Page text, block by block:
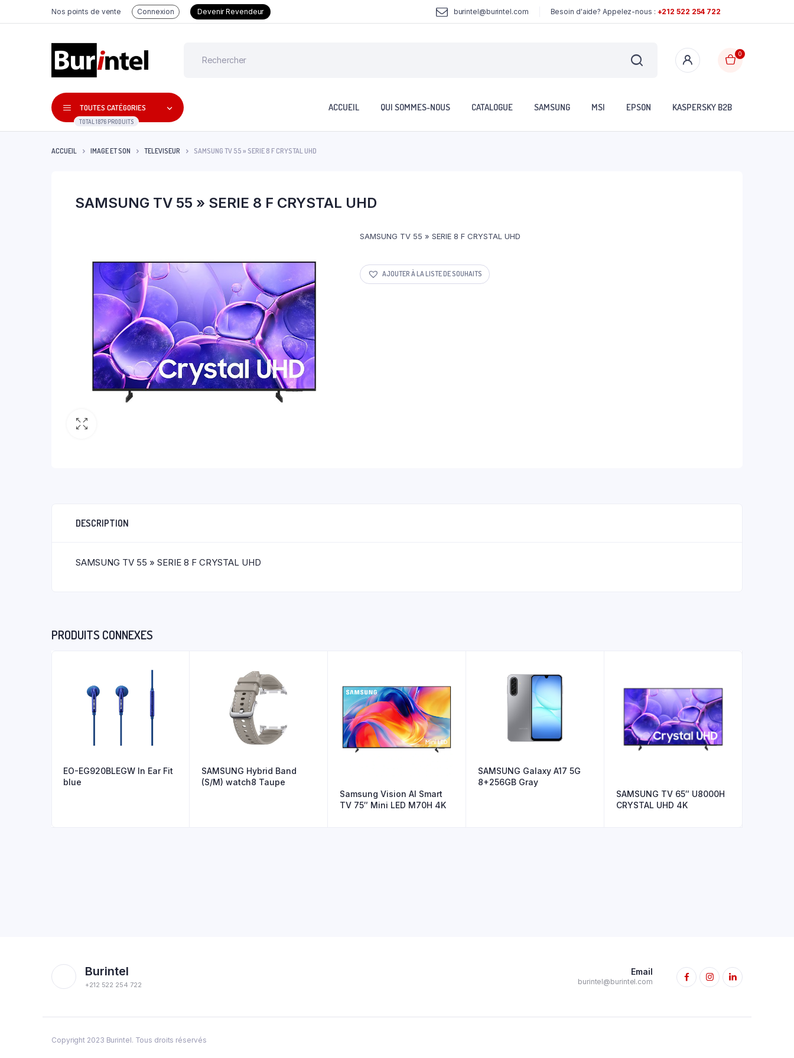
Nos points de vente Connexion Devenir Revendeur burintel@burintel.com Besoin d'aide? Appelez-nous : +212 522 254 722
0
TOUTES CATÉGORIES
TOTAL 1876 PRODUITS
ACCUEIL QUI SOMMES-NOUS CATALOGUE SAMSUNG MSI EPSON KASPERSKY B2B
ACCUEIL IMAGE ET SON TELEVISEUR SAMSUNG TV 55 » SERIE 8 F CRYSTAL UHD
SAMSUNG TV 55 » SERIE 8 F CRYSTAL UHD
SAMSUNG TV 55 » SERIE 8 F CRYSTAL UHD
AJOUTER À LA LISTE DE SOUHAITS
DESCRIPTION
SAMSUNG TV 55 » SERIE 8 F CRYSTAL UHD
PRODUITS CONNEXES
EO-EG920BLEGW In Ear Fit
blue
SAMSUNG Hybrid Band
(S/M) watch8 Taupe
Samsung Vision AI Smart
TV 75″ Mini LED M70H 4K
SAMSUNG Galaxy A17 5G
8+256GB Gray
SAMSUNG TV 65″ U8000H
CRYSTAL UHD 4K
Burintel
+212 522 254 722
Email
burintel@burintel.com
Copyright 2023 Burintel. Tous droits réservés